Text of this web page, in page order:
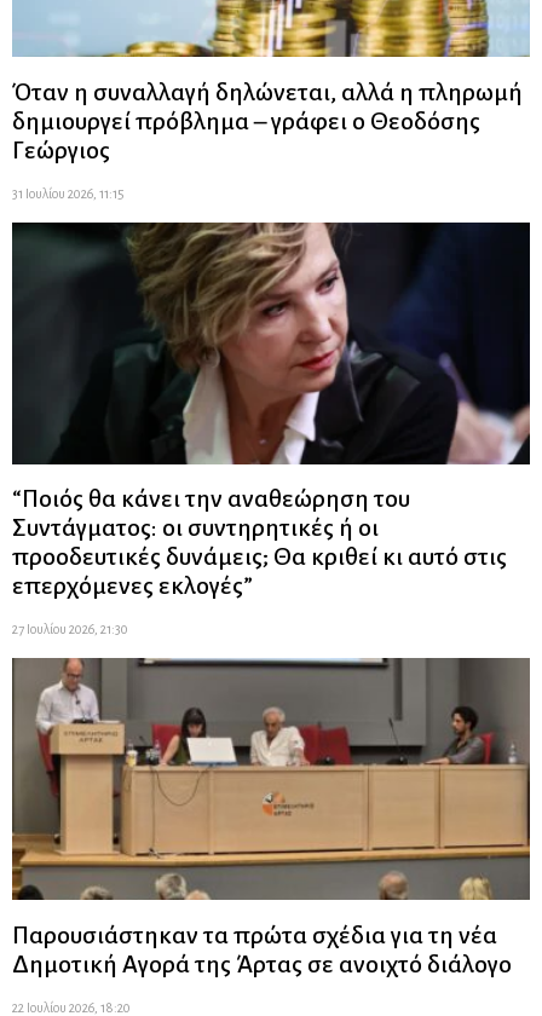
Όταν η συναλλαγή δηλώνεται, αλλά η πληρωμή
δημιουργεί πρόβλημα – γράφει ο Θεοδόσης
Γεώργιος
31 Ιουλίου 2026, 11:15
“Ποιός θα κάνει την αναθεώρηση του
Συντάγματος: οι συντηρητικές ή οι
προοδευτικές δυνάμεις; Θα κριθεί κι αυτό στις
επερχόμενες εκλογές”
27 Ιουλίου 2026, 21:30
Παρουσιάστηκαν τα πρώτα σχέδια για τη νέα
Δημοτική Αγορά της Άρτας σε ανοιχτό διάλογο
22 Ιουλίου 2026, 18:20